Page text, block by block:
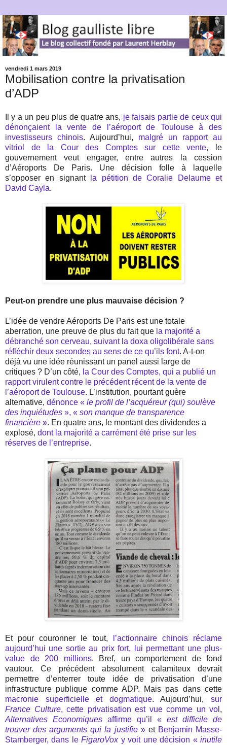
vendredi 1 mars 2019
Mobilisation contre la privatisation
d’ADP
Il y a un peu plus de quatre ans, je faisais partie de ceux qui
dénonçaient la vente de l’aéroport de Toulouse à des
investisseurs chinois. Aujourd’hui, malgré un rapport au
vitriol de la Cour des Comptes sur cette vente, le
gouvernement veut engager, entre autres la cession
d’Aéroports De Paris. Une décision folle à laquelle
s’opposer en signant
la pétition de Coralie Delaume et
David Cayla.
Peut-on prendre une plus mauvaise décision ?
L’idée de vendre Aéroports De Paris est une totale
aberration, une preuve de plus du fait que la majorité a
débranché son cerveau, suivant la doxa oligolibérale sans
réfléchir deux secondes au sens de ce qu’ils font. A-t-on
déjà vu une idée réunissant un panel aussi large de
critiques ? D’un côté, la Cour des Comptes, qui a publié un
rapport virulent contre le précédent récent de la vente de
l’aéroport de Toulouse. L’institution, pourtant guère
alternative, dénonce « le profil de l’acquéreur (qui) soulève
des inquiétudes », « son manque de transparence
financière ». En quatre ans, le montant des dividendes a
explosé, dont la majorité a carrément été prise sur les
réserves de l’entreprise.
Et pour couronner le tout,
l’actionnaire chinois réclame
aujourd’hui une sortie au prix fort, lui permettant une plus-
value de 200 millions. Bref, un comportement de fond
vautour. Ce précédent absolument calamiteux devrait
permettre d’enterrer toute idée de privatisation d’une
infrastructure publique comme ADP. Mais pas dans cette
macronie superficielle et dogmatique. Aujourd’hui,sur
France Culture, cette privatisation est vue comme un vol ,
Alternatives Economiques affirme qu’il « est difficile de
trouver des arguments qui la justifie »et Benjamin Masse-
Stamberger, dans leFigaroVoxy voit une décision «inutile